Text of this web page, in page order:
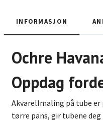
INFORMASJON
Ochre
Oppdag
Akvarellmaling på tube
tørre pans, gir tubene